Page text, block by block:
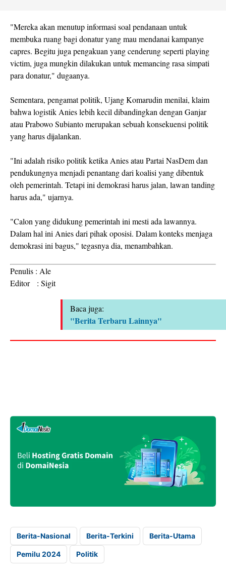
"Mereka akan menutup informasi soal pendanaan untuk
membuka ruang bagi donatur yang mau mendanai kampanye
capres. Begitu juga pengakuan yang cenderung seperti playing
victim, juga mungkin dilakukan untuk memancing rasa simpati
para donatur," dugaanya.
Sementara, pengamat politik, Ujang Komarudin menilai, klaim
bahwa logistik Anies lebih kecil dibandingkan dengan Ganjar
atau Prabowo Subianto merupakan sebuah konsekuensi politik
yang harus dijalankan.
"Ini adalah risiko politik ketika Anies atau Partai NasDem dan
pendukungnya menjadi penantang dari koalisi yang dibentuk
oleh pemerintah. Tetapi ini demokrasi harus jalan, lawan tanding
harus ada," ujarnya.
"Calon yang didukung pemerintah ini mesti ada lawannya.
Dalam hal ini Anies dari pihak oposisi. Dalam konteks menjaga
demokrasi ini bagus," tegasnya dia, menambahkan.
Penulis : Ale
Editor : Sigit
Baca juga:
"Berita Terbaru Lainnya"
Berita-Nasional Berita-Terkini Berita-Utama
Pemilu 2024 Politik